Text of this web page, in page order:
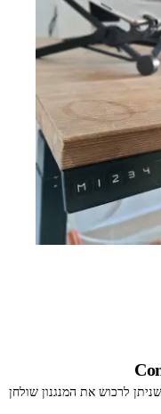
לרכוש את המנגנון שולחן